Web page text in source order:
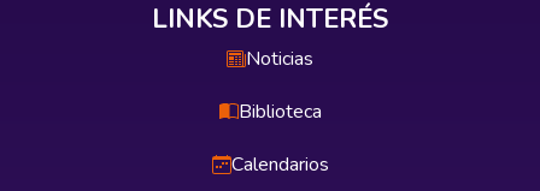
LINKS DE INTERÉS
Noticias
Biblioteca
Calendarios